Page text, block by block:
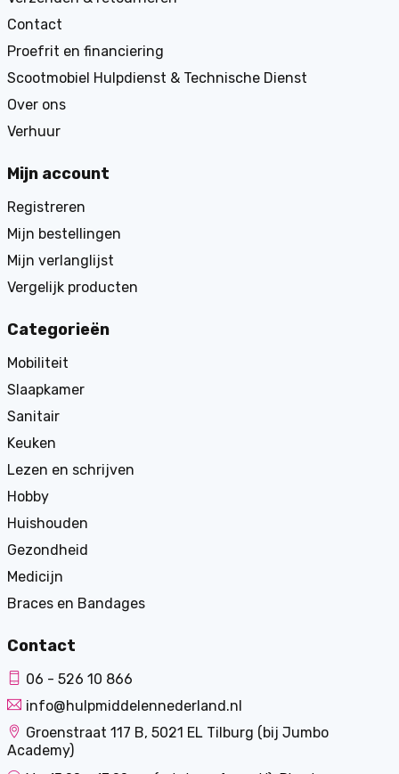
Contact
Proefrit en financiering
Scootmobiel Hulpdienst & Technische Dienst
Over ons
Verhuur
Mijn account
Registreren
Mijn bestellingen
Mijn verlanglijst
Vergelijk producten
Categorieën
Mobiliteit
Slaapkamer
Sanitair
Keuken
Lezen en schrijven
Hobby
Huishouden
Gezondheid
Medicijn
Braces en Bandages
Contact
06 - 526 10 866
info@hulpmiddelennederland.nl
Groenstraat 117 B, 5021 EL Tilburg (bij Jumbo
Academy)